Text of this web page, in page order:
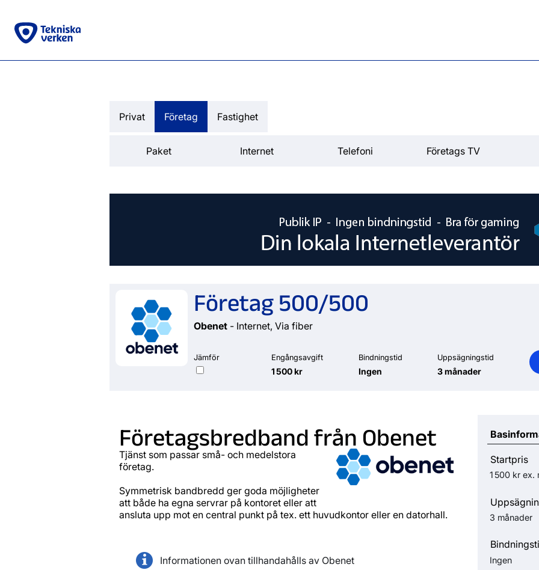
Privat Företag Fastighet
Paket Internet Telefoni Företags TV
Företag 500/500
Obenet - Internet, Via fiber
Jämför Engångsavgift
1 500 kr
Bindningstid
Ingen
Uppsägningstid
3 månader
Företagsbredband från Obenet
Tjänst som passar små- och medelstora
företag.
Symmetrisk bandbredd ger goda möjligheter
att både ha egna servrar på kontoret eller att
ansluta upp mot en central punkt på tex. ett huvudkontor eller en datorhall.
Informationen ovan tillhandahålls av Obenet
Startpris
1 500 krex.
3 månader
Ingen